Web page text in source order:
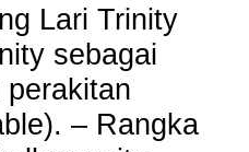
Lari Trinity
sebagai
– Rangka